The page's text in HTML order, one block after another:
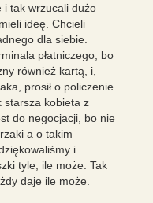
i tak wrzucali dużo
ideę. Chcieli
dla siebie.
płatniczego, bo
również kartą, i,
prosił o policzenie
starsza kobieta z
do negocjacji, bo nie
a o takim
i
tyle, ile może. Tak
daje ile może.